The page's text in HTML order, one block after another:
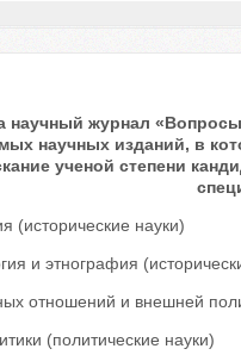
научный журнал
научных изданий, в
ученой степени
(исторические науки)
и этнография
отношений и внешней
(политические науки)